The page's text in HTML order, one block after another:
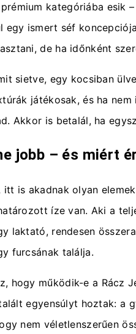
kategóriába esik
ismert séf
de ha időnként
sietve, egy kocsiban
játékosak, és ha
Akkor is betalál, ha
jobb – és miért
itt is akadnak olyan
íze van. Aki a
laktató, rendesen
furcsának találja.
hogy működik-e a Rácz
egyensúlyt hoztak: a
nem véletlenszerűen